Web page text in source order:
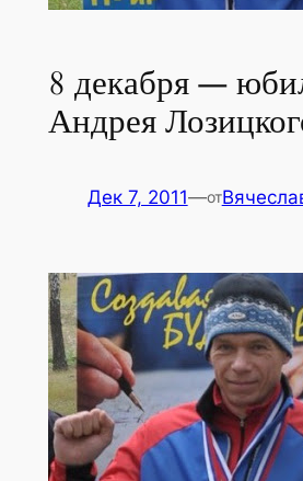
8 декабря —
Андрея
Дек 7, 2011—от